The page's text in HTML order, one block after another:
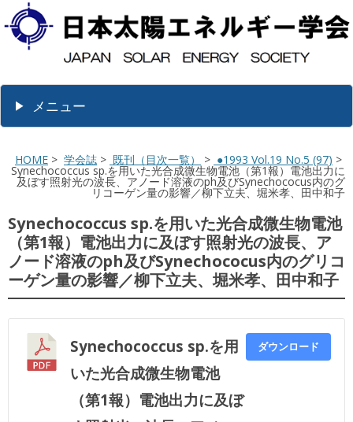
メニュー
HOME > 学会誌 > 既刊（目次一覧） > ●1993 Vol.19 No.5 (97) >
Synechococcus sp.を用いた光合成微生物電池（第1報）電池出力に
及ぼす照射光の波長、アノード溶液のph及びSynechococus内のグ
リコーゲン量の影響／柳下立夫、堀米孝、田中和子
Synechococcus sp.を用いた光合成微生物電池
（第1報）電池出力に及ぼす照射光の波長、ア
ノード溶液のph及びSynechococus内のグリコ
ーゲン量の影響／柳下立夫、堀米孝、田中和子
Synechococcus sp.を用
いた光合成微生物電池
（第1報）電池出力に及ぼ
ダウンロード